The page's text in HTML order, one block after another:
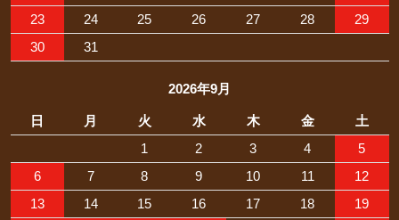
23
24 25 26 27 28
29
30
31
2026年9月
日 月 火 水 木 金
土
1
2 3 4
5
6
7 8 9 10 11
12
13
14 15 16 17 18
19